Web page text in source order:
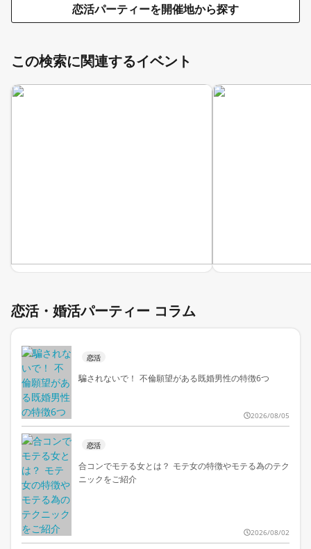
恋活パーティーを開催地から探す
この検索に関連するイベント
恋活・婚活パーティー コラム
恋活
騙されないで！ 不倫願望がある既婚男性の特徴6つ
2026/08/05
恋活
合コンでモテる女とは？ モテ女の特徴やモテる為のテク
ニックをご紹介
2026/08/02